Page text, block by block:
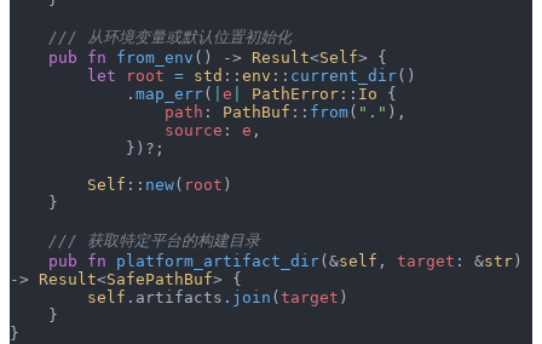
    /// 从环境变量或默认位置初始化
    pub
fn from_env () -> Result<Self> {
        let
root = std :: env :: current_dir()
            .
map_err( e PathError :: Io {
                path
: PathBuf :: from( "." ),
                source
: e ,
            })?;
        Self
:: new( root )
    }
    /// 获取特定平台的构建目录
    pub
fn platform_artifact_dir(&self , target : &str )
-> Result<SafePathBuf> {
        self
.artifacts. join ( target )
    }
}